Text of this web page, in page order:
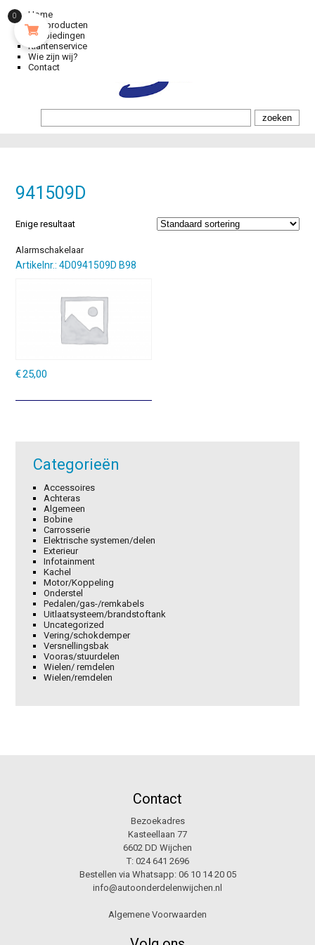
Home
Alle producten
Aanbiedingen
Klantenservice
Wie zijn wij?
Contact
941509D
Enige resultaat
Alarmschakelaar
Artikelnr.: 4D0941509D B98
€25,00
Categorieën
Accessoires
Achteras
Algemeen
Bobine
Carrosserie
Elektrische systemen/delen
Exterieur
Infotainment
Kachel
Motor/Koppeling
Onderstel
Pedalen/gas-/remkabels
Uitlaatsysteem/brandstoftank
Uncategorized
Vering/schokdemper
Versnellingsbak
Vooras/stuurdelen
Wielen/ remdelen
Wielen/remdelen
Contact
Bezoekadres
Kasteellaan 77
6602 DD Wijchen
T: 024 641 2696
Bestellen via Whatsapp: 06 10 14 20 05
info@autoonderdelenwijchen.nl
Algemene Voorwaarden
0